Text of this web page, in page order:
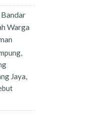
Warga
Jaya,